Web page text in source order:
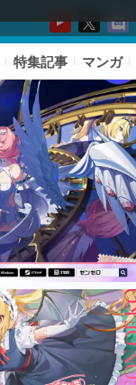
特集記事 マンガ